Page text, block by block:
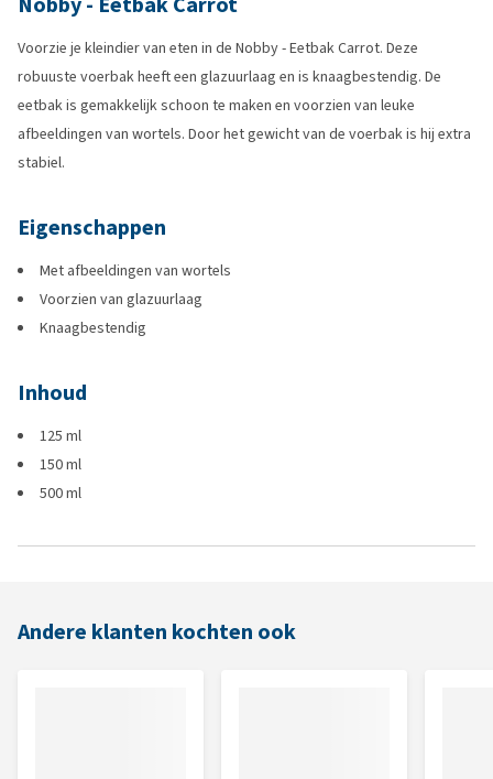
Voorzie je kleindier van eten in de Nobby - Eetbak Carrot. Deze
robuuste voerbak heeft een glazuurlaag en is knaagbestendig. De
eetbak is gemakkelijk schoon te maken en voorzien van leuke
afbeeldingen van wortels. Door het gewicht van de voerbak is hij extra
stabiel.
Eigenschappen
Met afbeeldingen van wortels
Voorzien van glazuurlaag
Knaagbestendig
Inhoud
125 ml
150 ml
500 ml
Andere klanten kochten ook